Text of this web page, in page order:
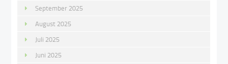
September 2025
August 2025
Juli 2025
Juni 2025